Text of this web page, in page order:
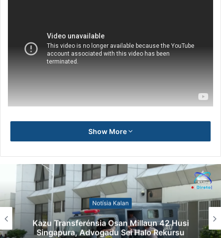
Show More
Notísia Kalan
Kazu Transferénsia Osan Millaun 42 Husi
Singapura, Advogadu Sei Halo Rekursu